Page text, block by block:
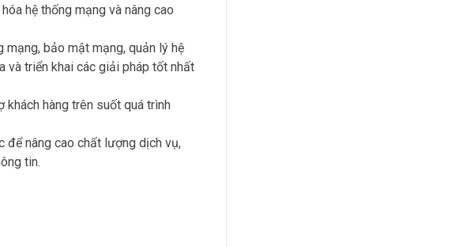
hệ thống mạng và nâng cao
bảo mật mạng, quản lý hệ
và triển khai các giải pháp tốt nhất
khách hàng trên suốt quá trình
để nâng cao chất lượng dịch vụ,
tin.